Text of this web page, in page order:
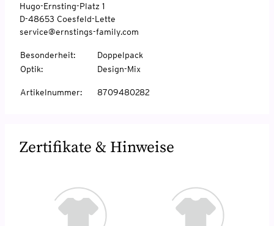
Hugo-Ernsting-Platz 1
D-48653 Coesfeld-Lette
service@ernstings-family.com
Besonderheit:
Doppelpack
Optik: Design-Mix
Artikelnummer: 8709480282
Zertifikate & Hinweise